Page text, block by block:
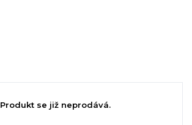
Produkt se již neprodává.